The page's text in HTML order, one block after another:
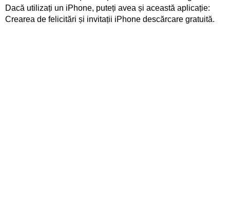
Dacă utilizați un iPhone, puteți avea și această aplicație:
Crearea de felicitări și invitații iPhone descărcare gratuită.